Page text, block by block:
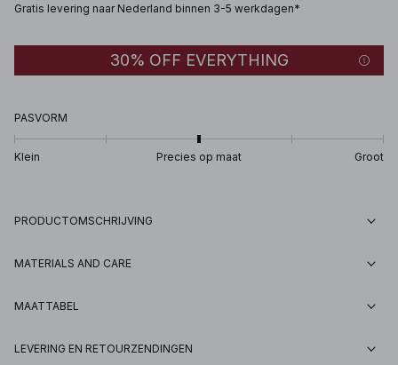
Gratis levering naar Nederland binnen 3-5 werkdagen*
30% OFF EVERYTHING
PASVORM
Klein Precies op maat Groot
PRODUCTOMSCHRIJVING
MATERIALS AND CARE
MAATTABEL
LEVERING EN RETOURZENDINGEN